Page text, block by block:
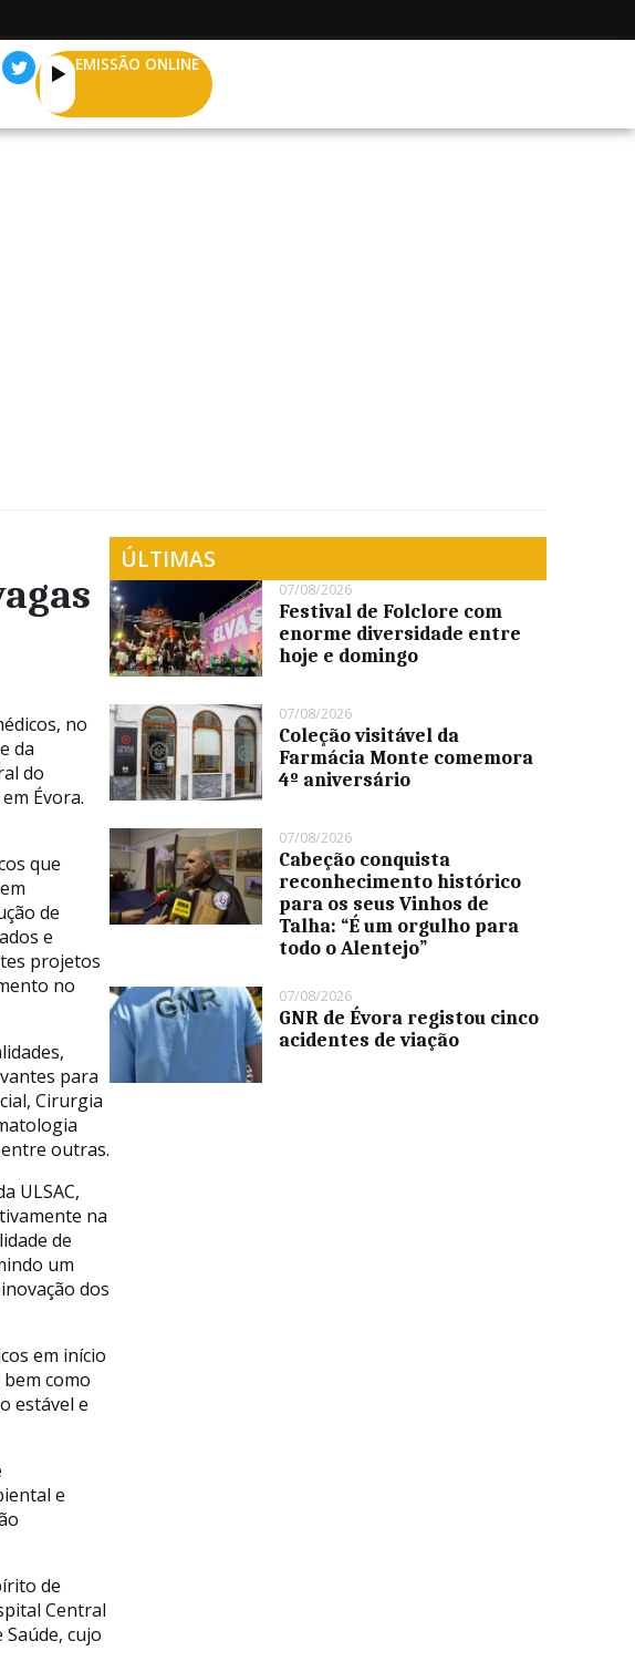
EMISSÃO ONLINE
no
da
do
Évora.
que
de
e
projetos
no
para
Cirurgia
outras.
ULSAC,
na
de
um
dos
em início
como
estável e
e
de
Central
cujo
ÚLTIMAS
07/08/2026
Festival de Folclore com
enorme diversidade entre
hoje e domingo
07/08/2026
Coleção visitável da
Farmácia Monte comemora
4º aniversário
07/08/2026
Cabeção conquista
reconhecimento histórico
para os seus Vinhos de
Talha: “É um orgulho para
todo o Alentejo”
07/08/2026
GNR de Évora registou cinco
acidentes de viação